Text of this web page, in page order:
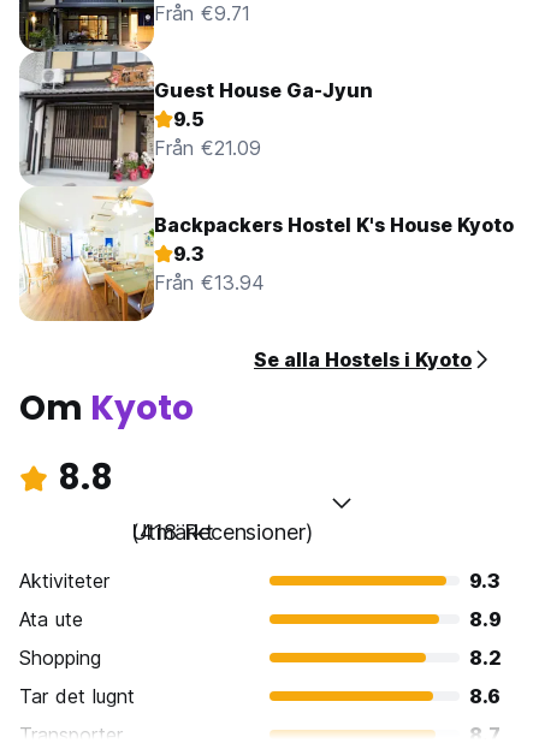
Från €9.71
Guest House Ga-Jyun
9.5
Från €21.09
Backpackers Hostel K's House Kyoto
9.3
Från €13.94
Se alla Hostels i Kyoto
Om Kyoto
8.8
Utmärkt
(418 Recensioner)
Aktiviteter
9.3
Ata ute
8.9
Shopping
8.2
Tar det lugnt
8.6
Transporter
8.7